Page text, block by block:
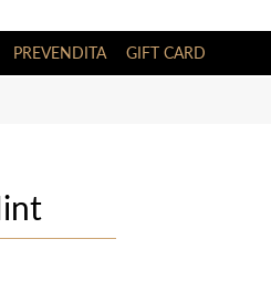
PREVENDITA GIFT CARD